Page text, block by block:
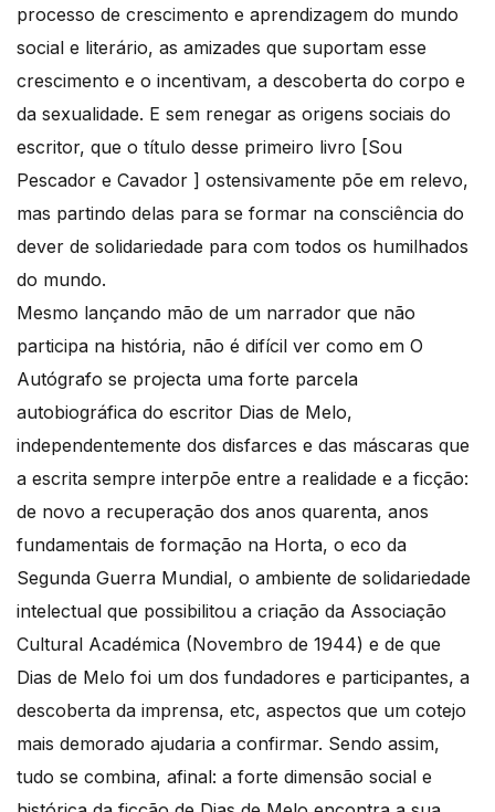
processo de crescimento e aprendizagem do mundo
social e literário, as amizades que suportam esse
crescimento e o incentivam, a descoberta do corpo e
da sexualidade. E sem renegar as origens sociais do
escritor, que o título desse primeiro livro [Sou
Pescador e Cavador ] ostensivamente põe em relevo,
mas partindo delas para se formar na consciência do
dever de solidariedade para com todos os humilhados
do mundo.
Mesmo lançando mão de um narrador que não
participa na história, não é difícil ver como em O
Autógrafo se projecta uma forte parcela
autobiográfica do escritor Dias de Melo,
independentemente dos disfarces e das máscaras que
a escrita sempre interpõe entre a realidade e a ficção:
de novo a recuperação dos anos quarenta, anos
fundamentais de formação na Horta, o eco da
Segunda Guerra Mundial, o ambiente de solidariedade
intelectual que possibilitou a criação da Associação
Cultural Académica (Novembro de 1944) e de que
Dias de Melo foi um dos fundadores e participantes, a
descoberta da imprensa, etc, aspectos que um cotejo
mais demorado ajudaria a confirmar. Sendo assim,
tudo se combina, afinal: a forte dimensão social e